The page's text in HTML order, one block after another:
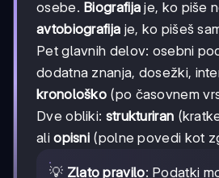
osebe. Biografija je, ko piše
avtobiografija je, ko pišeš
Pet glavnih delov: osebni
dodatna znanja, dosežki,
kronološko (po časovnem
Dve obliki: strukturiran
aliopisni (polne povedi kot
💡 Zlato pravilo: Podatki